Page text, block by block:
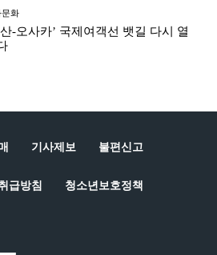
문화
산-오사카’ 국제여객선 뱃길 다시 열
기사제보 불편신고
급방침 청소년보호정책